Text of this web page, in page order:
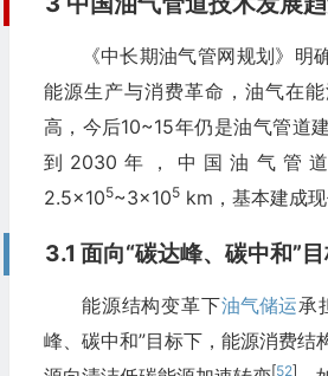
《中长期油气管网规划》明
能源生产与消费革命，油气在
高，今后10~15年仍是油气管道
到2030年，中国油气管
2.5×105~3×105km，基本建成现
3.1 面向“碳达峰、碳中和”
能源结构变革下油气储运承
峰、碳中和”目标下，能源消费结
[52]